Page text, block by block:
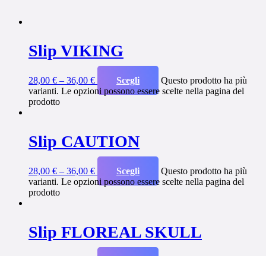
Slip VIKING
28,00 € – 36,00 € Scegli
Questo prodotto ha più
varianti. Le opzioni possono essere scelte nella pagina del
prodotto
Slip CAUTION
28,00 € – 36,00 € Scegli
Questo prodotto ha più
varianti. Le opzioni possono essere scelte nella pagina del
prodotto
Slip FLOREAL SKULL